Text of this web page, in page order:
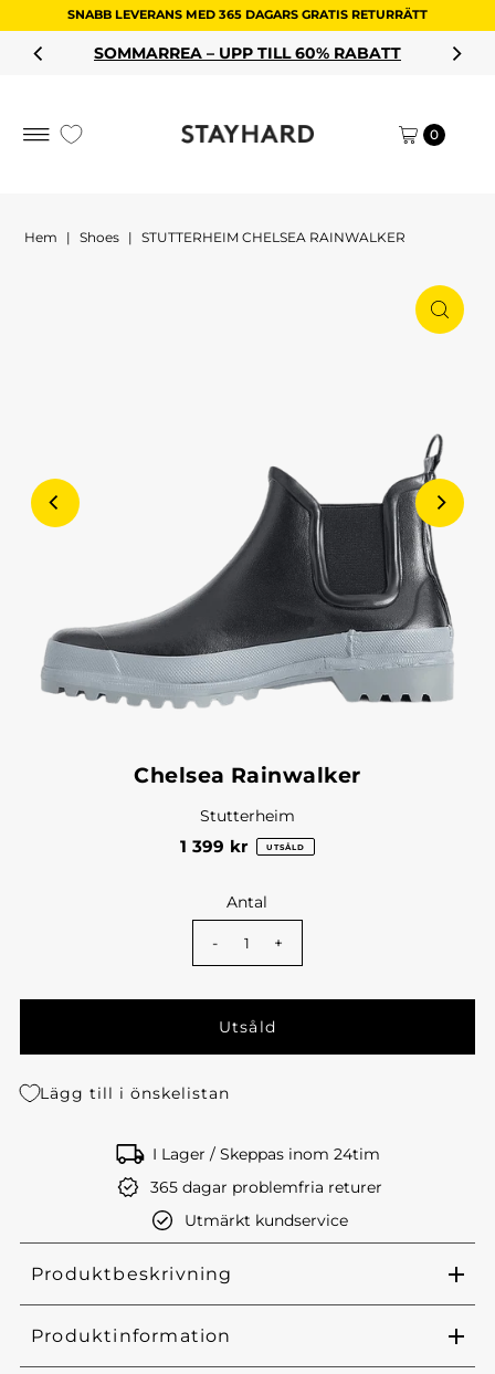
SNABB LEVERANS MED 365 DAGARS GRATIS RETURRÄTT
SOMMARREA – UPP TILL 60% RABATT
0
Hem | Shoes | STUTTERHEIM CHELSEA RAINWALKER
Chelsea Rainwalker
Stutterheim
1 399 kr UTSÅLD
Antal
- +
Lägg till i önskelistan
I Lager / Skeppas inom 24tim
365 dagar problemfria returer
Utmärkt kundservice
Produktbeskrivning
Produktinformation